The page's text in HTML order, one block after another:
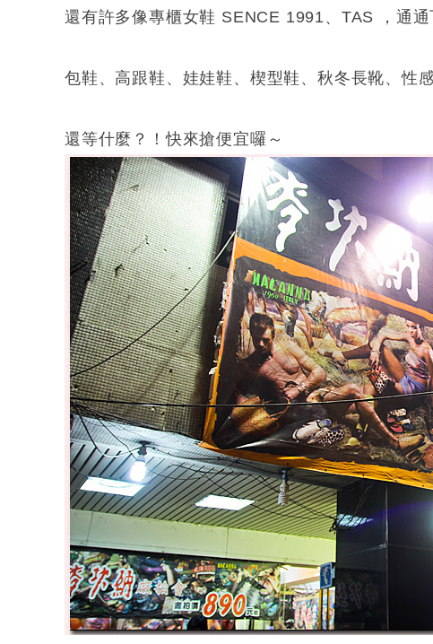
還有許多像專櫃女鞋 SENCE 1991、TAS ，通
包鞋、高跟鞋、娃娃鞋、楔型鞋、秋冬長靴、性
還等什麼？！快來搶便宜囉～